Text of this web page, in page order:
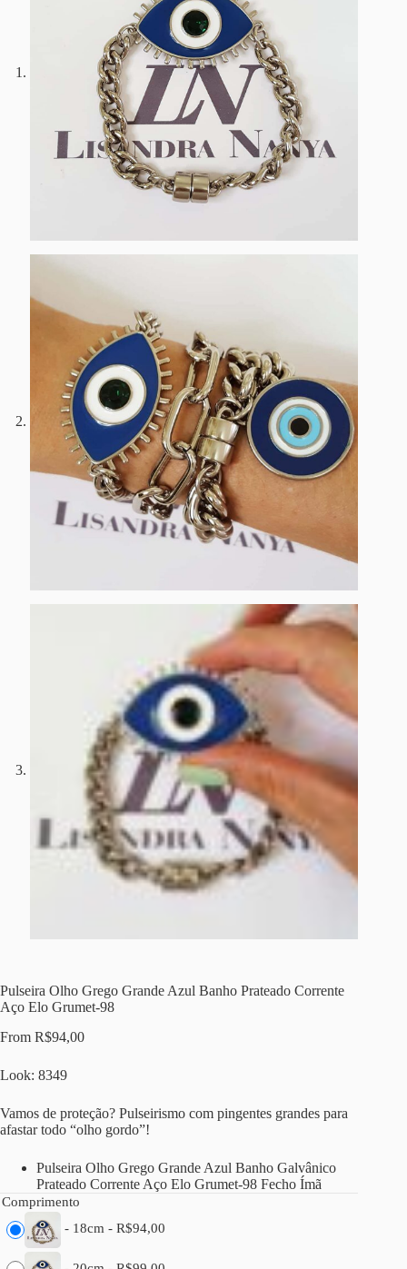
Pulseira Olho Grego Grande Azul Banho Prateado Corrente
Aço Elo Grumet-98
From R$94,00
Look: 8349
Vamos de proteção? Pulseirismo com pingentes grandes para
afastar todo “olho gordo”!
Pulseira Olho Grego Grande Azul Banho Galvânico
Prateado Corrente Aço Elo Grumet-98 Fecho Ímã
Comprimento
- 18cm - R$94,00